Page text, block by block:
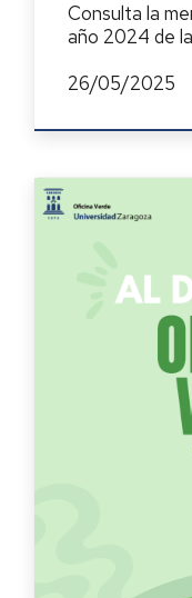
Consulta la
año 2024 de
26/05/2025